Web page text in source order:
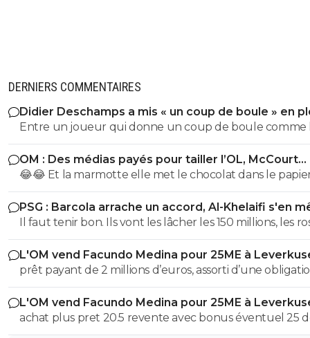
DERNIERS COMMENTAIRES
Didier Deschamps a mis « un coup de boule » en
Mondial
Entre un joueur qui donne un coup de boule comme
sélectionneur en poste, et la critique sur l' arrbitrage il
une sacré différence, l'arbitre n'a pas reçu de coup par
contre l' Italien lui oui Quel exemple pour les jeunes
poussent que de mettre un sélectionneur comme
vient d'être nommé !
OM : Des médias payés pour tailler l’OL, McCourt
accusé
😂😂 Et la marmotte elle met le chocolat dans le
pauvre foutre0. Les cons, ça ose tout, c'est même à ça
les reconnaît.
PSG : Barcola arrache un accord, Al-Khelaifi s'en
Il faut tenir bon. Ils vont les lâcher les 150 millions, les
!!
L'OM vend Facundo Medina pour 25ME à
prêt payant de 2 millions d’euros, assorti d’une
d’achat fixée à 18 millions, à laquelle s’ajoutent 2
bonus facilement atteignables
L'OM vend Facundo Medina pour 25ME à
achat plus pret 20.5 revente avec bonus éventuel 25
aux max 4.5M ce n'est pas avec cela que tu vas